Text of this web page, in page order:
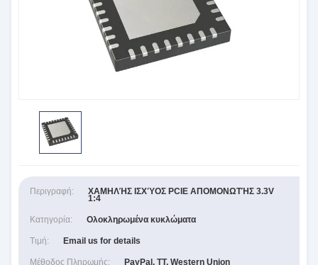
Περιγραφή: ΧΑΜΗΛΉΣ ΙΣΧΎΟΣ PCIE ΑΠΟΜΟΝΩΤΉΣ 3.3V
1:4
Κατηγορία: Ολοκληρωμένα κυκλώματα
Τιμή: Email us for details
Μέθοδος Πληρωμής: PayPal, TT, Western Union